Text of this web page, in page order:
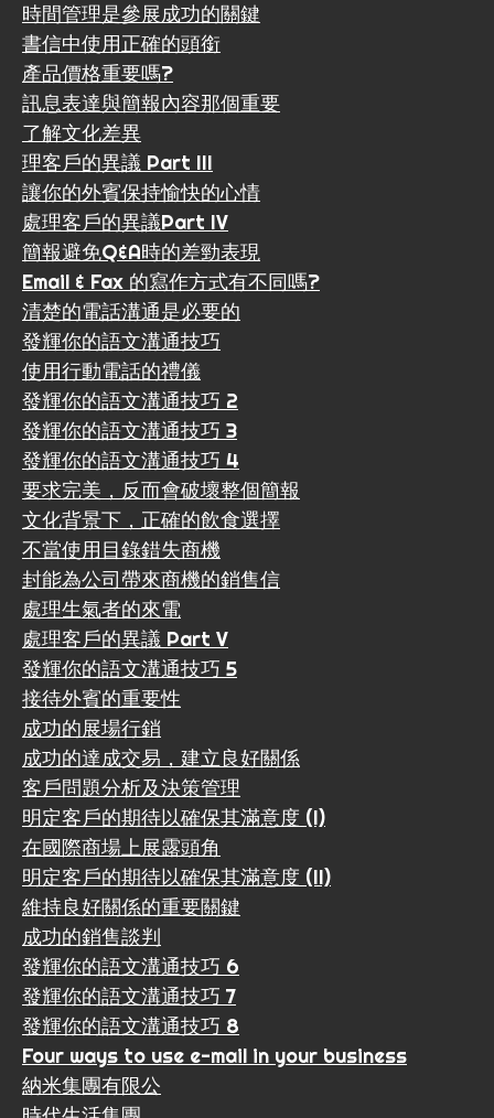
時間管理是參展成功的關鍵
書信中使用正確的頭銜
產品價格重要嗎?
訊息表達與簡報內容那個重要
了解文化差異
理客戶的異議 Part III
讓你的外賓保持愉快的心情
處理客戶的異議Part IV
簡報避免Q&A時的差勁表現
Email & Fax 的寫作方式有不同嗎?
清楚的電話溝通是必要的
發輝你的語文溝通技巧
使用行動電話的禮儀
發輝你的語文溝通技巧 2
發輝你的語文溝通技巧 3
發輝你的語文溝通技巧 4
要求完美，反而會破壞整個簡報
文化背景下，正確的飲食選擇
不當使用目錄錯失商機
封能為公司帶來商機的銷售信
處理生氣者的來電
處理客戶的異議 Part V
發輝你的語文溝通技巧 5
接待外賓的重要性
成功的展場行銷
成功的達成交易，建立良好關係
客戶問題分析及決策管理
明定客戶的期待以確保其滿意度 (I)
在國際商場上展露頭角
明定客戶的期待以確保其滿意度 (II)
維持良好關係的重要關鍵
成功的銷售談判
發輝你的語文溝通技巧 6
發輝你的語文溝通技巧 7
發輝你的語文溝通技巧 8
Four ways to use e-mail in your business
納米集團有限公